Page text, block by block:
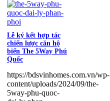
Lễ ký kết hợp tác
chiến lược căn hộ
biển The 5Way Phú
Quốc
https://bdsvinhomes.com.vn/wp-
content/uploads/2024/09/the-
5way-phu-quoc-